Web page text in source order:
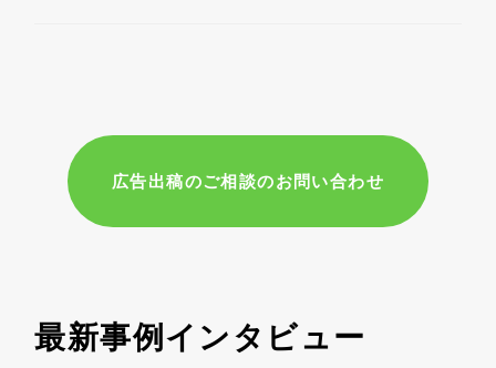
広告出稿のご相談のお問い合わせ
最新事例インタビュー